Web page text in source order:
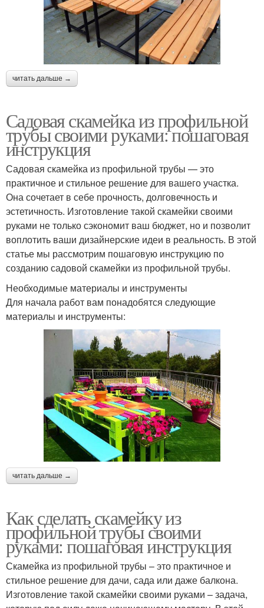
читать дальше →
Садовая скамейка из профильной
трубы своими руками: пошаговая
инструкция
Садовая скамейка из профильной трубы — это
практичное и стильное решение для вашего участка.
Она сочетает в себе прочность, долговечность и
эстетичность. Изготовление такой скамейки своими
руками не только сэкономит ваш бюджет, но и позволит
воплотить ваши дизайнерские идеи в реальность. В этой
статье мы рассмотрим пошаговую инструкцию по
созданию садовой скамейки из профильной трубы.
Необходимые материалы и инструменты
Для начала работ вам понадобятся следующие
материалы и инструменты:
читать дальше →
Как сделать скамейку из
профильной трубы своими
руками: пошаговая инструкция
Скамейка из профильной трубы – это практичное и
стильное решение для дачи, сада или даже балкона.
Изготовление такой скамейки своими руками – задача,